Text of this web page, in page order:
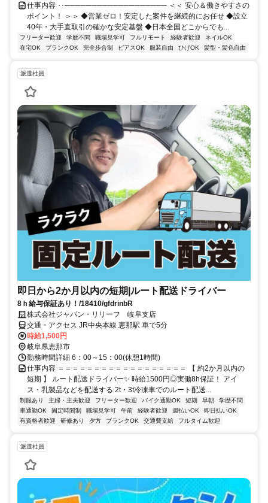
仕事内容 ‥─────────────────── ＜＜ 安心＆働きやすさの
ポイント！ ＞＞ ◆営業ゼロ！安定した案件を継続的にお任せ ◆設立
40年・大手直取引の確かな安定基盤 ◆日本全国どこからでも...
フリーター歓迎 学歴不問 職場見学可 フルリモート 経験者歓迎
ネイルOK
在宅OK
ブランクOK 完全歩合制 ピアスOK 服装自由 ひげOK 髪型・髪色自由
派遣社員
即日から2か月以内の短期|ルート配送ドライバー
8ｈ給与保証あり！/18410/gfdrinbR
株式会社ジャパン・リリーフ 岐阜支店
交通・アクセス JR中央本線 恵那駅 車で5分
時給1,500円
岐阜県恵那市
勤務時間詳細 6：00～15：00(休憩1時間)
仕事内容 ＝＝＝＝＝＝＝＝＝＝＝＝＝＝＝＝＝＝ 【 約2か月以内の
短期 】 ルート配送ドライバー✨ 時給1500円◎実働8h保証！ アイ
ス・乳製品などを配送する 2t・3t冷凍車でのルート配送...
制服あり 主婦・主夫歓迎 フリーター歓迎 バイク通勤OK 短期 早朝
学歴不問
車通勤OK
固定時間制 職場見学可 午前 経験者歓迎 週払いOK
即日払いOK
有資格者歓迎
研修あり 夕方 ブランクOK 交通費支給 フルタイム歓迎
派遣社員